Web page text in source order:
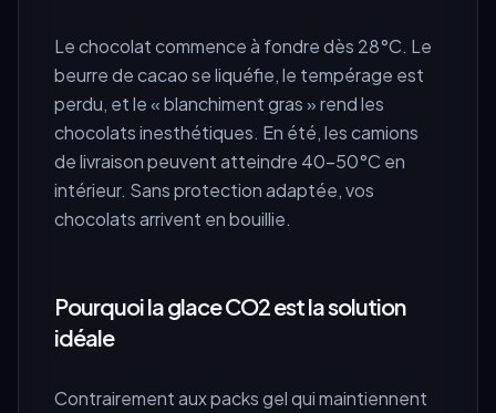
Le chocolat commence à fondre dès 28°C. Le
beurre de cacao se liquéfie, le tempérage est
perdu, et le « blanchiment gras » rend les
chocolats inesthétiques. En été, les camions
de livraison peuvent atteindre 40-50°C en
intérieur. Sans protection adaptée, vos
chocolats arrivent en bouillie.
Pourquoi la glace CO2 est la solution
idéale
Contrairement aux packs gel qui maintiennent